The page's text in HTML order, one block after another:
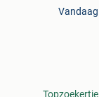
Vandaag
Topzoekertje